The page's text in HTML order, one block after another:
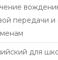
передачи и
для